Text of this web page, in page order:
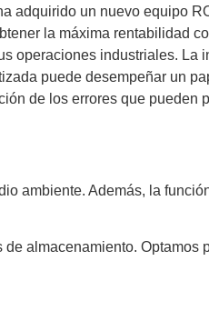
adquirido un nuevo equipo
la máxima rentabilidad
operaciones industriales. La
puede desempeñar un
de los errores que pueden
ambiente. Además, la
almacenamiento. Optamos